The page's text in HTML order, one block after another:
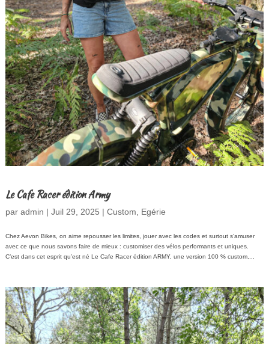
Le Cafe Racer édition Army
par admin | Juil 29, 2025 | Custom Egérie
Chez Aevon Bikes, on aime repousser les limites, jouer avec les codes et surtout s’amuser
avec ce que nous savons faire de mieux : customiser des vélos performants et uniques.
C’est dans cet esprit qu’est né Le Cafe Racer édition ARMY, une version 100 % custom,...